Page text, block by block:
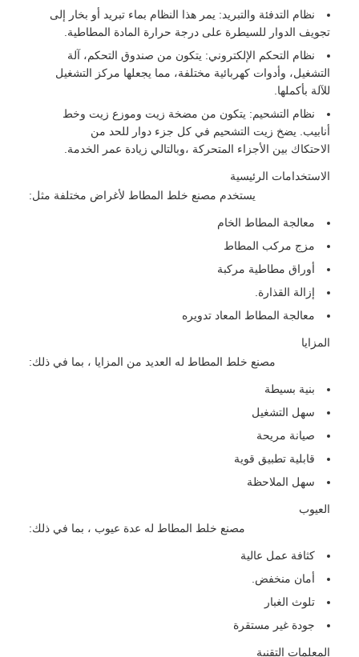
نظام التدفئة والتبريد: يمر هذا النظام بماء تبريد أو بخار إلى
تجويف الدوار للسيطرة على درجة حرارة المادة المطاطية.
نظام التحكم الإلكتروني: يتكون من صندوق التحكم، آلة
التشغيل، وأدوات كهربائية مختلفة، مما يجعلها مركز التشغيل
للآلة بأكملها.
نظام التشحيم: يتكون من مضخة زيت وموزع زيت وخط
أنابيب. يضخ زيت التشحيم في كل جزء دوار للحد من
الاحتكاك بين الأجزاء المتحركة ،وبالتالي زيادة عمر الخدمة.
الاستخدامات الرئيسية
يستخدم مصنع خلط المطاط لأغراض مختلفة مثل:
معالجة المطاط الخام
مزج مركب المطاط
أوراق مطاطية مركبة
إزالة القذارة.
معالجة المطاط المعاد تدويره
المزايا
مصنع خلط المطاط له العديد من المزايا ، بما في ذلك:
بنية بسيطة
سهل التشغيل
صيانة مريحة
قابلية تطبيق قوية
سهل الملاحظة
العيوب
مصنع خلط المطاط له عدة عيوب ، بما في ذلك:
كثافة عمل عالية
أمان منخفض.
تلوث الغبار
جودة غير مستقرة
المعلمات التقنية